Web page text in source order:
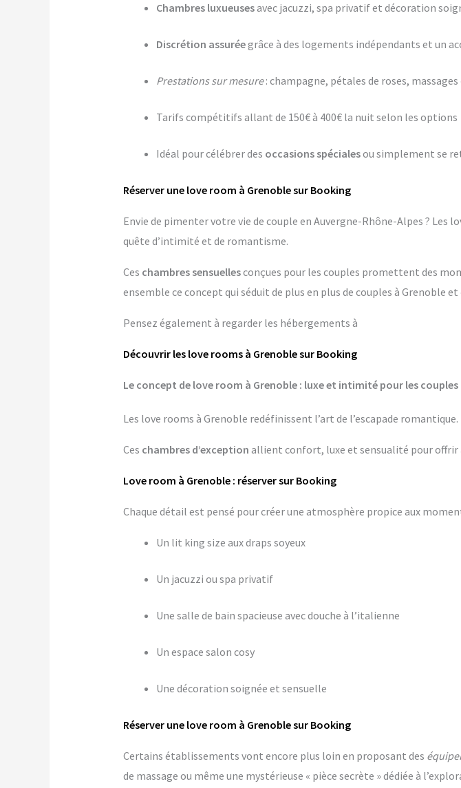
Chambres luxueusesavec jacuzzi, spa privatif et décoration
Discrétion assuréegrâce à des logements indépendants et un
Prestations sur mesure: champagne, pétales de roses, massages
Tarifs compétitifs allant de 150€ à 400€ la nuit selon les options
Idéal pour célébrer des occasions spécialesou simplement se
Réserver une love room à Grenoble sur Booking
Envie de pimenter votre vie de couple en Auvergne-Rhône-Alpes ? Les
quête d’intimité et de romantisme.
Ces chambres sensuellesconçues pour les couples promettent des
ensemble ce concept qui séduit de plus en plus de couples à Grenoble et
Pensez également à regarder les hébergements à
Découvrir les love rooms à Grenoble sur Booking
Le concept de love room à Grenoble : luxe et intimité pour les couples
Les love rooms à Grenoble redéfinissent l’art de l’escapade romantique.
Ces chambres d’exception allient confort, luxe et sensualité pour offrir
Love room à Grenoble : réserver sur Booking
Chaque détail est pensé pour créer une atmosphère propice aux
Un lit king size aux draps soyeux
Un jacuzzi ou spa privatif
Une salle de bain spacieuse avec douche à l’italienne
Un espace salon cosy
Une décoration soignée et sensuelle
Réserver une love room à Grenoble sur Booking
Certains établissements vont encore plus loin en proposant des
de massage ou même une mystérieuse « pièce secrète » dédiée à